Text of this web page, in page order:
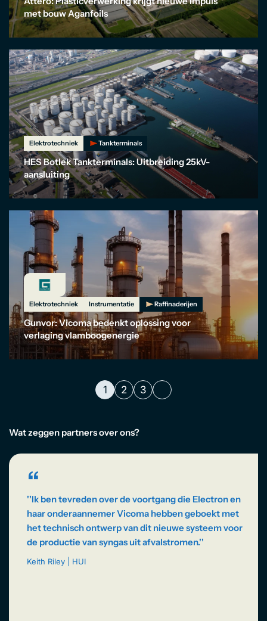
met bouw Aganfoils
Elektrotechniek Tankterminals
HES Botlek Tankterminals: Uitbreiding 25kV-
aansluiting
Elektrotechniek Instrumentatie Raffinaderijen
Gunvor: Vicoma bedenkt oplossing voor
verlaging vlamboogenergie
1 2 3
Wat zeggen partners over ons?
“
''Ik ben tevreden over de voortgang die Electron en
haar onderaannemer Vicoma hebben geboekt met
het technisch ontwerp van dit nieuwe systeem voor
de productie van syngas uit afvalstromen.''
Keith Riley | HUI